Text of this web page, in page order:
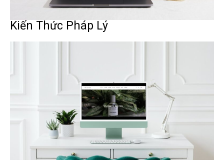
Kiến Thức Pháp Lý